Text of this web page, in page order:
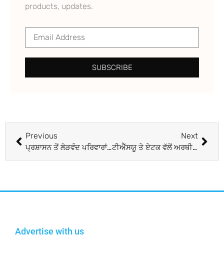
products, updates.
SUBSCRIBE
Previous
ਪ੍ਰਸ਼ਾਸਨ ਤੋਂ ਲੋੜਵੰਦ ਪਰਿਵਾਰਾਂ ਦੀ ਸਾਰ ਲੈਣ ਦੀ ਮੰਗ
Next
ਟੀਐੱਸਯੂ ਤੇ ਏਟਕ ਵੱਲੋਂ ਅਰਥੀ ਫੂਕ ਮੁਜ਼ਾਹਰਾ
Advertise with us